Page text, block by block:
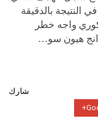
في النتيجة بالدقيقة
واجه خطر
شارك